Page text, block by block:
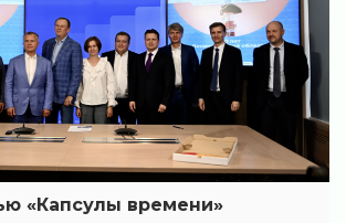
«Капсулы времени»